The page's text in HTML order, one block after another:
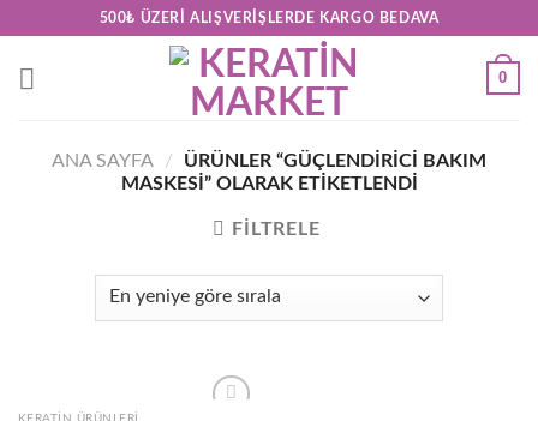
content
500₺ ÜZERI ALIŞVERIŞLERDE KARGO BEDAVA
0
ANA SAYFA /
ÜRÜNLER “GÜÇLENDIRICI BAKIM
MASKESI” OLARAK ETIKETLENDI
FILTRELE